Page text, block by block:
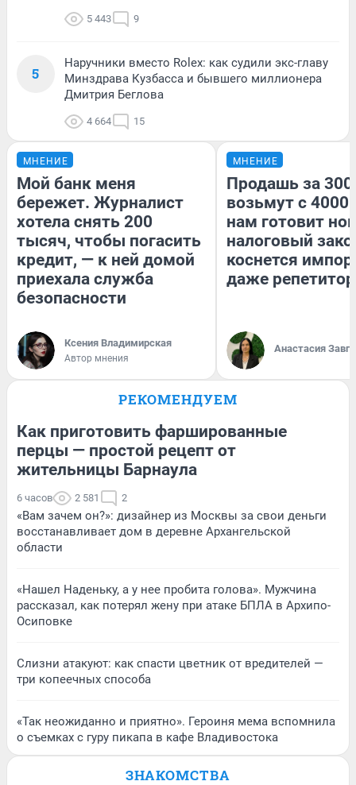
5 443 9
5
Наручники вместо Rolex: как судили экс-главу
Минздрава Кузбасса и бывшего миллионера
Дмитрия Беглова
4 664 15
МНЕНИЕ
Мой банк меня
бережет. Журналист
хотела снять 200
тысяч, чтобы погасить
кредит, — к ней домой
приехала служба
безопасности
Ксения Владимирская
Автор мнения
МНЕНИЕ
Продашь за
возьмут с
нам готовит
налоговый
коснется
даже
Анастасия
РЕКОМЕНДУЕМ
Как приготовить фаршированные
перцы — простой рецепт от
жительницы Барнаула
6 часов 2 581 2
«Вам зачем он?»: дизайнер из Москвы за свои деньги
восстанавливает дом в деревне Архангельской
области
«Нашел Наденьку, а у нее пробита голова». Мужчина
рассказал, как потерял жену при атаке БПЛА в Архипо-
Осиповке
Слизни атакуют: как спасти цветник от вредителей —
три копеечных способа
«Так неожиданно и приятно». Героиня мема вспомнила
о съемках с гуру пикапа в кафе Владивостока
ЗНАКОМСТВА